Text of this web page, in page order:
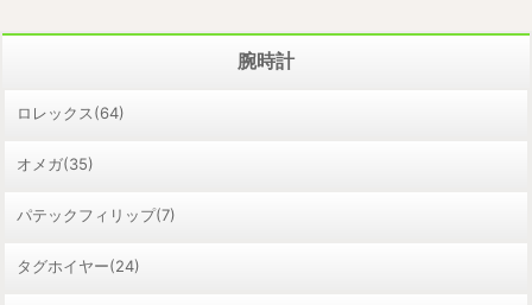
腕時計
ロレックス(64)
オメガ(35)
パテックフィリップ(7)
タグホイヤー(24)